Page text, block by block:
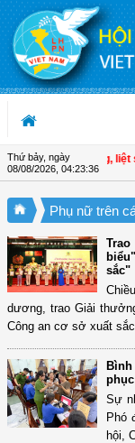
Truy cập nội dung luôn
Thứ bảy, ngày
08/08/2026, 04:23:37
XII | Anh hùng, liệt sĩ
Phụ nữ trên
sắc"
dương, trao Giải
Công an cơ sở xuất
Sự
Phó
hội,